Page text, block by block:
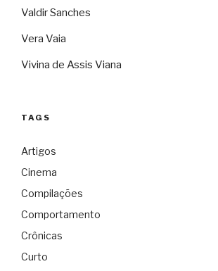
Valdir Sanches
Vera Vaia
Vivina de Assis Viana
TAGS
Artigos
Cinema
Compilações
Comportamento
Crônicas
Curto